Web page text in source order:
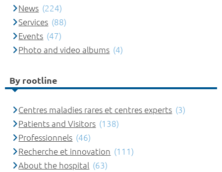
News (224)
Services (88)
Events (47)
Photo and video albums (4)
By rootline
Centres maladies rares et centres experts (3)
Patients and Visitors (138)
Professionnels (46)
Recherche et innovation (111)
About the hospital (63)